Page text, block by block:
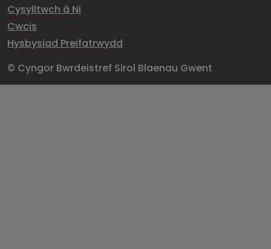
Cysylltwch â Ni
Cwcis
Hysbysiad Preifatrwydd
© Cyngor Bwrdeistref Sirol Blaenau Gwent